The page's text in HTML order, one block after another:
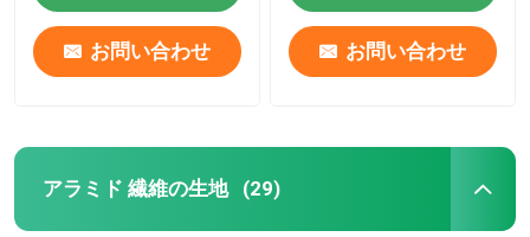
お問い合わせ お問い合わせ
アラミド 繊維の生地 (29)